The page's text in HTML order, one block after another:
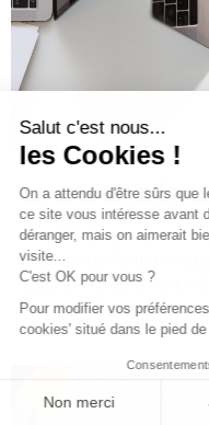
LA SAS EN
Une SAS (Société par
juridique de l’entreprise.
question de la forme
statut juridique choisir